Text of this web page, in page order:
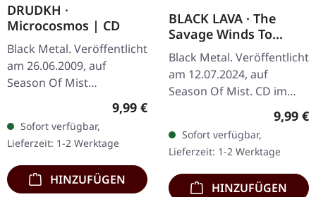
DRUDKH ·
Microcosmos | CD
Black Metal. Veröffentlicht
am 26.06.2009, auf
Season Of Mist
Underground Activists.
„Microcosmos“, das
siebte Studioalbum von
Drudkh,…
Regulärer Preis:
9,99 €
Sofort verfügbar,
Lieferzeit: 1-2 Werktage
HINZUFÜGEN
BLACK LAVA · The
Savage Winds To
Wisdom | DIGIPAK CD
Black Metal. Veröffentlicht
am 12.07.2024, auf
Season Of Mist. CD im
Savage Winds To
Wisdom" einen…
9,99 €
Sofort verfügbar,
Lieferzeit: 1-2 Werktage
HINZUFÜGEN